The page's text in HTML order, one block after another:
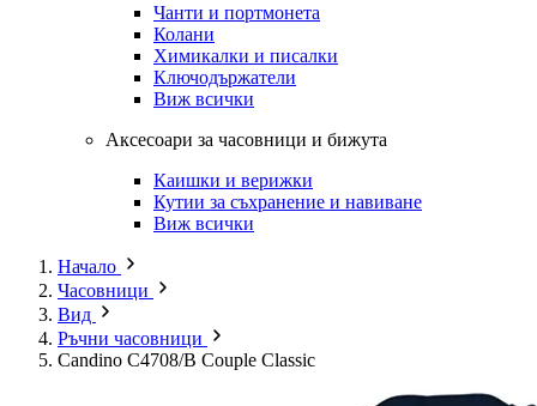
Чанти и портмонета
Колани
Химикалки и писалки
Ключодържатели
Виж всички
Аксесоари за часовници и бижута
Каишки и верижки
Кутии за съхранение и навиване
Виж всички
Начало
Часовници
Вид
Ръчни часовници
Candino C4708/B Couple Classic